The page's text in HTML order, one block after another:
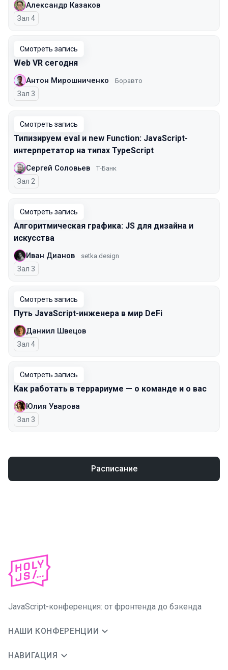
Александр Казаков
Зал 4
Смотреть запись
Web VR сегодня
Антон Мирошниченко Боравто
Зал 3
Смотреть запись
Типизируем eval и new Function: JavaScript-
интерпретатор на типах TypeScript
Сергей Соловьев Т-Банк
Зал 2
Смотреть запись
Алгоритмическая графика: JS для дизайна и
искусства
Иван Дианов setka.design
Зал 3
Смотреть запись
Путь JavaScript-инженера в мир DeFi
Даниил Швецов
Зал 4
Смотреть запись
Как работать в террариуме — о команде и о вас
Юлия Уварова
Зал 3
Расписание
JavaScript-конференция: от фронтенда до бэкенда
НАШИ КОНФЕРЕНЦИИ
НАВИГАЦИЯ